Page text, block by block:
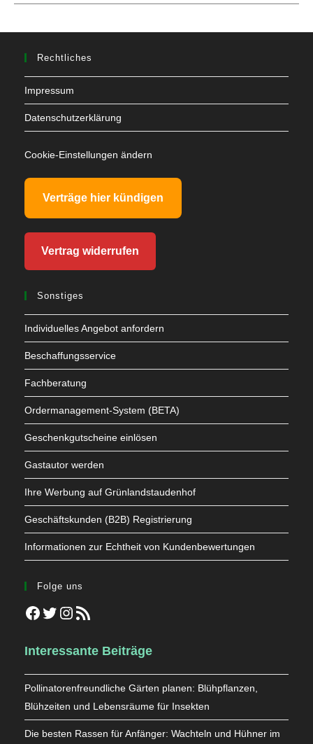
Rechtliches
Impressum
Datenschutzerklärung
Cookie-Einstellungen ändern
Verträge hier kündigen
Vertrag widerrufen
Sonstiges
Individuelles Angebot anfordern
Beschaffungsservice
Fachberatung
Ordermanagement-System (BETA)
Geschenkgutscheine einlösen
Gastautor werden
Ihre Werbung auf Grünlandstaudenhof
Geschäftskunden (B2B) Registrierung
Informationen zur Echtheit von Kundenbewertungen
Folge uns
Facebook
TwitterInstagram
RSS-Feed
Interessante Beiträge
Pollinatorenfreundliche Gärten planen: Blühpflanzen,
Blühzeiten und Lebensräume für Insekten
Die besten Rassen für Anfänger: Wachteln und Hühner im